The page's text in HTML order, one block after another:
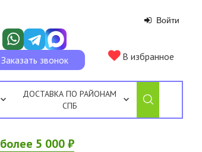
Войти
Заказать звонок В избранное
ДОСТАВКА ПО РАЙОНАМ
СПБ
более 5 000 ₽